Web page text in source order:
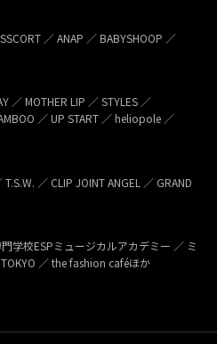
／ ANAP ／ BABYSHOOP ／
／ MOTHER LIP ／ STYLES ／
／ UP START ／ heliopole ／
／ CLIP JOINT ANGEL ／ GRAND
学校ESPミュージカルアカデミー ／ ミ
／ the fashion caféほか